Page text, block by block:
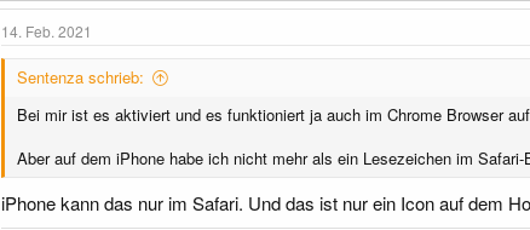
14. Feb. 2021
Sentenza schrieb:
Bei mir ist es aktiviert und es funktioniert ja auch im Chrome Browser
Aber auf dem iPhone habe ich nicht mehr als ein Lesezeichen im
iPhone kann das nur im Safari. Und das ist nur ein Icon auf dem